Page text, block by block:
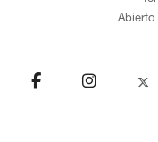
Abierto